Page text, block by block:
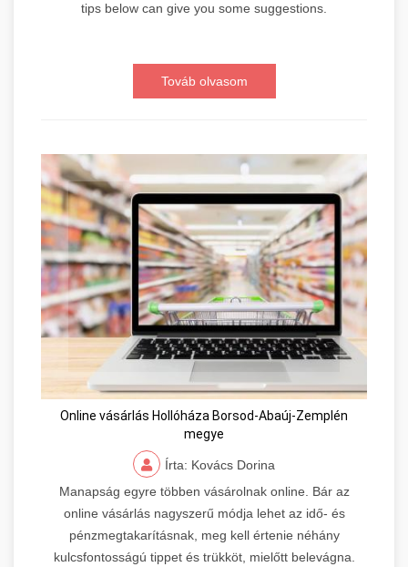
tips below can give you some suggestions.
Továb olvasom
Online vásárlás Hollóháza Borsod-Abaúj-Zemplén
megye
Írta: Kovács Dorina
Manapság egyre többen vásárolnak online. Bár az
online vásárlás nagyszerű módja lehet az idő- és
pénzmegtakarításnak, meg kell értenie néhány
kulcsfontosságú tippet és trükköt, mielőtt belevágna.